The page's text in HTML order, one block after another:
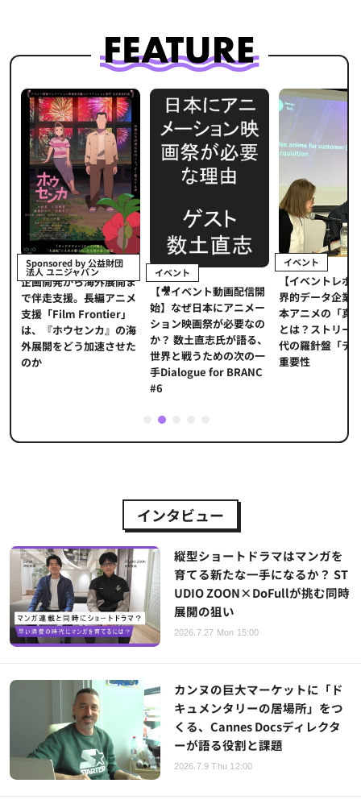
Sponsored by 公益財団
法人 ユニジャパン
企画開発から海外展開ま
で伴走支援。長編アニメ
支援「Film Frontier」
は、『ホウセンカ』の海
外展開をどう加速させた
のか
イベント
【🎥イベント動画配信開
始】なぜ日本にアニメー
ション映画祭が必要なの
か？ 数土直志氏が語る、
世界と戦うための次の一
手Dialogue for BRANC
#6
イベント
【イベントレポ
界的データ企業
本アニメの「真
とは？ストリー
代の羅針盤「デ
重要性
2
インタビュー
縦型ショートドラマはマンガを
育てる新たな一手になるか？ ST
UDIO ZOON×DoFullが挑む同時
展開の狙い
2026.7.27 Mon 15:00
カンヌの巨大マーケットに「ド
キュメンタリーの居場所」をつ
くる、Cannes Docsディレクタ
ーが語る役割と課題
2026.7.9 Thu 12:00